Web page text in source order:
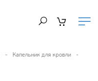
Капельник для кровли